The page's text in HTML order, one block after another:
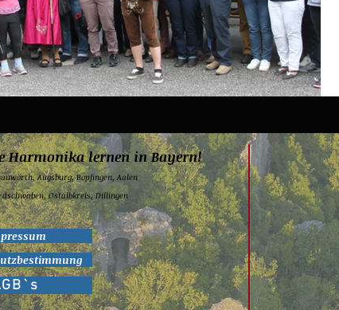
Harmonika lernen in Bayern!
Augsburg,Bopfingen,Aalen
Ostalbkreis, Dillingen